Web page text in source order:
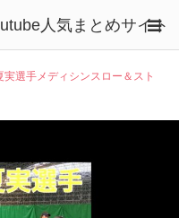
人気まとめサイト
実選手メディシンスロー＆スト